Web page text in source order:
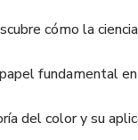
cómo la
fundamental
del color y su